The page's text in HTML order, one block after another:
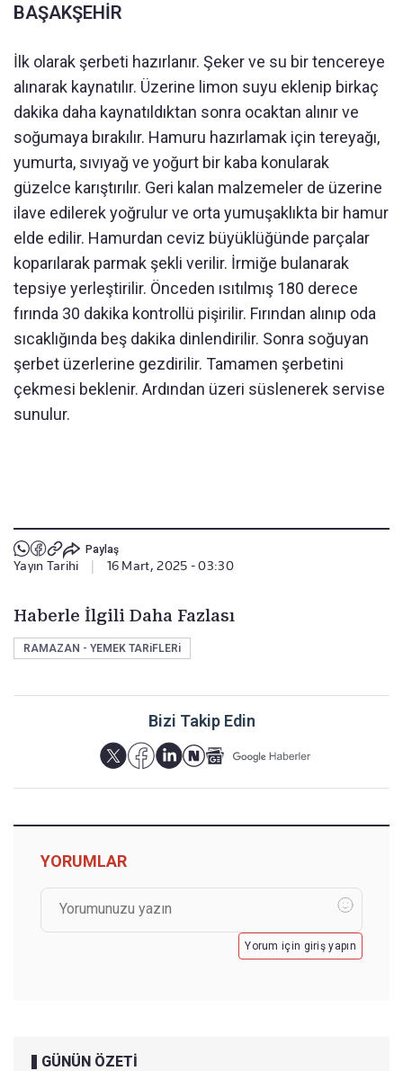
BAŞAKŞEHİR
İlk olarak şerbeti hazırlanır. Şeker ve su bir tencereye
alınarak kaynatılır. Üzerine limon suyu eklenip birkaç
dakika daha kaynatıldıktan sonra ocaktan alınır ve
soğumaya bırakılır. Hamuru hazırlamak için tereyağı,
yumurta, sıvıyağ ve yoğurt bir kaba konularak
güzelce karıştırılır. Geri kalan malzemeler de üzerine
ilave edilerek yoğrulur ve orta yumuşaklıkta bir hamur
elde edilir. Hamurdan ceviz büyüklüğünde parçalar
koparılarak parmak şekli verilir. İrmiğe bulanarak
tepsiye yerleştirilir. Önceden ısıtılmış 180 derece
fırında 30 dakika kontrollü pişirilir. Fırından alınıp oda
sıcaklığında beş dakika dinlendirilir. Sonra soğuyan
şerbet üzerlerine gezdirilir. Tamamen şerbetini
çekmesi beklenir. Ardından üzeri süslenerek servise
sunulur.
Paylaş
Yayın Tarihi 16 Mart, 2025 - 03:30
Haberle İlgili Daha Fazlası
RAMAZAN - YEMEK TARiFLERi
Bizi Takip Edin
YORUMLAR
Yorum için giriş yapın
GÜNÜN ÖZETİ